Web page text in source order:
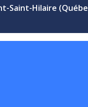
Saint-Hilaire